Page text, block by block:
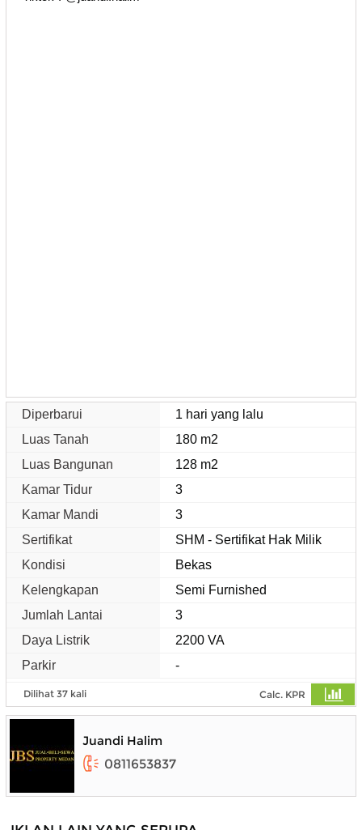
Diperbarui
1 hari yang lalu
Luas Tanah
180 m2
Luas Bangunan
128 m2
Kamar Tidur
3
Kamar Mandi
3
Sertifikat
SHM - Sertifikat Hak Milik
Kondisi
Bekas
Kelengkapan
Semi Furnished
Jumlah Lantai
3
Daya Listrik
2200 VA
Parkir
-
Dilihat 37 kali Calc. KPR
Juandi Halim
0811653837